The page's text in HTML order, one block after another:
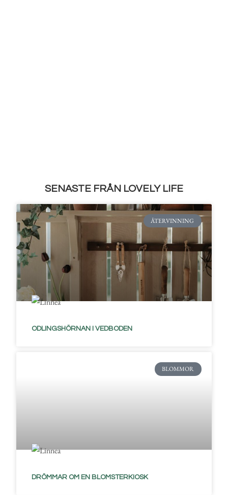
SENASTE FRÅN LOVELY LIFE
ÅTERVINNING
ODLINGSHÖRNAN I VEDBODEN
BLOMMOR
DRÖMMAR OM EN BLOMSTERKIOSK